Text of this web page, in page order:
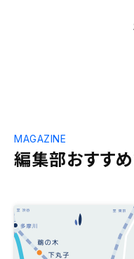
編集部おすす
MAGAZINE